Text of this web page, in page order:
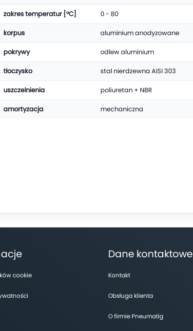
zakres temperatur [°C] 0 - 80
korpus aluminium anodyzowane
pokrywy odlew aluminium
tłoczysko stal nierdzewna AISI 303
uszczelnienia poliuretan + NBR
amortyzacja mechaniczna
cookie
Dane kontaktowe
Kontakt
Obsługa klienta
O firmie Pneumatig